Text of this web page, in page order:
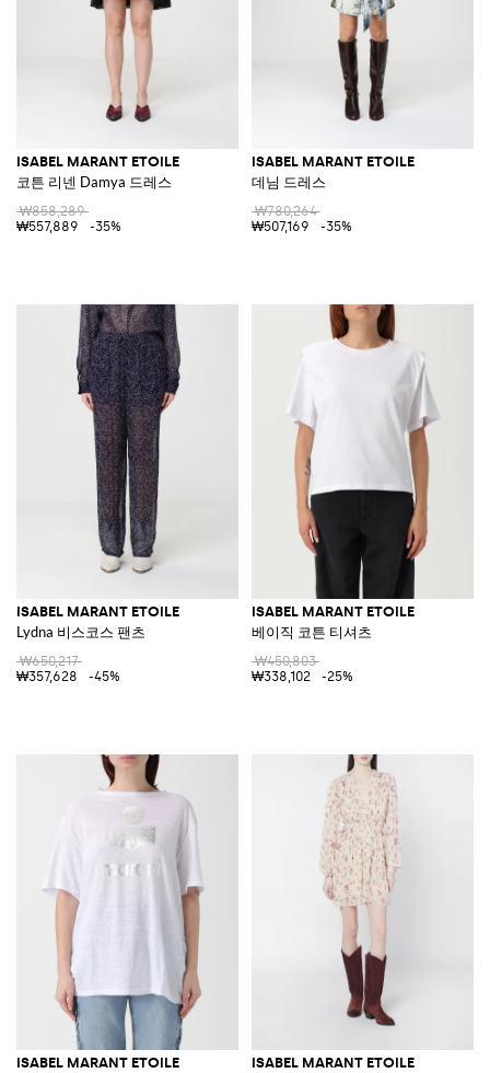
ISABEL MARANT ETOILE
코튼 리넨 Damya 드레스
₩858,289
₩557,889
-35%
ISABEL MARANT ETOILE
데님 드레스
₩780,264
₩507,169
-35%
ISABEL MARANT ETOILE
Lydna 비스코스 팬츠
₩650,217
₩357,628
-45%
ISABEL MARANT ETOILE
베이직 코튼 티셔츠
₩450,803
₩338,102
-25%
ISABEL MARANT ETOILE ISABEL MARANT ETOILE